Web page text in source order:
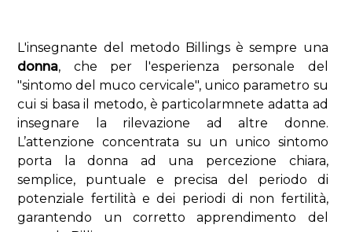
L'insegnante del metodo Billings è sempre una
donna, che per l'esperienza personale del
"sintomo del muco cervicale", unico parametro su
cui si basa il metodo, è particolarmnete adatta ad
insegnare la rilevazione ad altre donne.
L’attenzione concentrata su un unico sintomo
porta la donna ad una percezione chiara,
semplice, puntuale e precisa del periodo di
potenziale fertilità e dei periodi di non fertilità,
garantendo un corretto apprendimento del